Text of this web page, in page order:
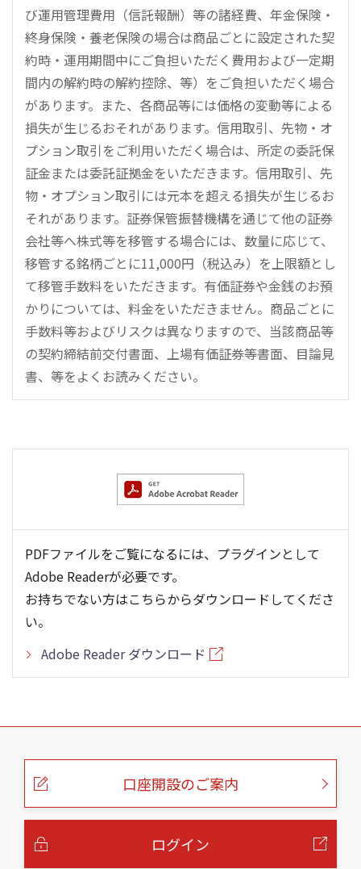
び運用管理費用（信託報酬）等の諸経費、年金保険・
終身保険・養老保険の場合は商品ごとに設定された契
約時・運用期間中にご負担いただく費用および一定期
間内の解約時の解約控除、等）をご負担いただく場合
があります。また、各商品等には価格の変動等による
損失が生じるおそれがあります。信用取引、先物・オ
プション取引をご利用いただく場合は、所定の委託保
証金または委託証拠金をいただきます。信用取引、先
物・オプション取引には元本を超える損失が生じるお
それがあります。証券保管振替機構を通じて他の証券
会社等へ株式等を移管する場合には、数量に応じて、
移管する銘柄ごとに11,000円（税込み）を上限額とし
て移管手数料をいただきます。有価証券や金銭のお預
かりについては、料金をいただきません。商品ごとに
手数料等およびリスクは異なりますので、当該商品等
の契約締結前交付書面、上場有価証券等書面、目論見
書、等をよくお読みください。
PDFファイルをご覧になるには、プラグインとして
Adobe Readerが必要です。
お持ちでない方はこちらからダウンロードしてくださ
い。
Adobe Reader ダウンロード
こ
口座開設のご案内
ログイン